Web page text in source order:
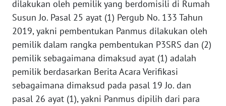
dilakukan oleh pemilik yang berdomisili di Rumah
Susun Jo. Pasal 25 ayat (1) Pergub No. 133 Tahun
2019, yakni pembentukan Panmus dilakukan oleh
pemilik dalam rangka pembentukan P3SRS dan (2)
pemilik sebagaimana dimaksud ayat (1) adalah
pemilik berdasarkan Berita Acara Verifikasi
sebagaimana dimaksud pada pasal 19 Jo. dan
pasal 26 ayat (1), yakni Panmus dipilih dari para
NUSANTARA
WN
JOGJA
WN